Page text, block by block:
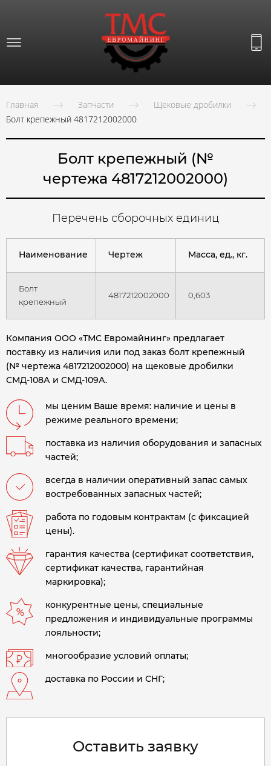
Главная Запчасти
Щековые дробилки
Болт крепежный 4817212002000
Болт крепежный (№
чертежа 4817212002000)
Перечень сборочных единиц
Наименование Чертеж Масса, ед., кг.
Болт
крепежный
4817212002000 0,603
Компания ООО «ТМС Евромайнинг» предлагает
поставку из наличия или под заказ болт крепежный
(№ чертежа 4817212002000) на щековые дробилки
СМД-108А и СМД-109А.
мы ценим Ваше время: наличие и цены в
режиме реального времени;
поставка из наличия оборудования и запасных
частей;
всегда в наличии оперативный запас самых
востребованных запасных частей;
работа по годовым контрактам (с фиксацией
цены).
гарантия качества (сертификат соответствия,
сертификат качества, гарантийная
маркировка);
конкурентные цены, специальные
предложения и индивидуальные программы
лояльности;
многообразие условий оплаты;
доставка по России и СНГ;
Оставить заявку